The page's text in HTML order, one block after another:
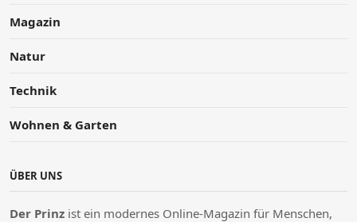
Magazin
Natur
Technik
Wohnen & Garten
ÜBER UNS
Der Prinz ist ein modernes Online-Magazin für Menschen,